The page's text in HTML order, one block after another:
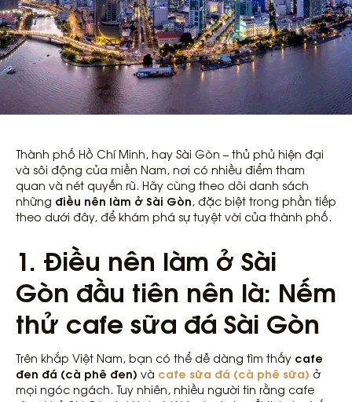
Thành phố Hồ Chí Minh, hay Sài Gòn – thủ phủ hiện đại
và sôi động của miền Nam, nơi có nhiều điểm tham
quan và nét quyến rũ. Hãy cùng theo dõi danh sách
những điều nên làm ở Sài Gòn, đặc biệt trong phần tiếp
theo dưới đây, để khám phá sự tuyệt vời của thành phố.
1. Điều nên làm ở Sài
Gòn đầu tiên nên là: Nếm
thử cafe sữa đá Sài Gòn
Trên khắp Việt Nam, bạn có thể dễ dàng tìm thấy cafe
đen đá (cà phê đen) và cafe sữa đá (cà phê sữa) ở
mọi ngóc ngách. Tuy nhiên, nhiều người tin rằng cafe